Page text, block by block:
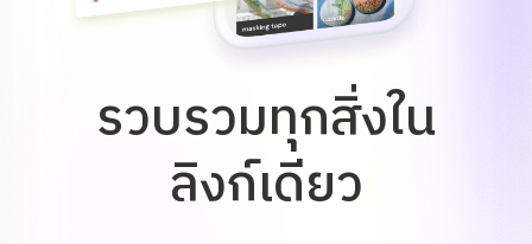
รวบรวมทุกสิ่งใน
ลิงก์เดียว